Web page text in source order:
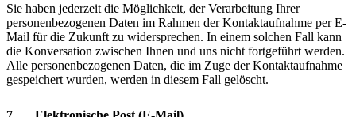
Sie haben jederzeit die Möglichkeit, der Verarbeitung Ihrer
personenbezogenen Daten im Rahmen der Kontaktaufnahme per E-
Mail für die Zukunft zu widersprechen. In einem solchen Fall kann
die Konversation zwischen Ihnen und uns nicht fortgeführt werden.
Alle personenbezogenen Daten, die im Zuge der Kontaktaufnahme
gespeichert wurden, werden in diesem Fall gelöscht.